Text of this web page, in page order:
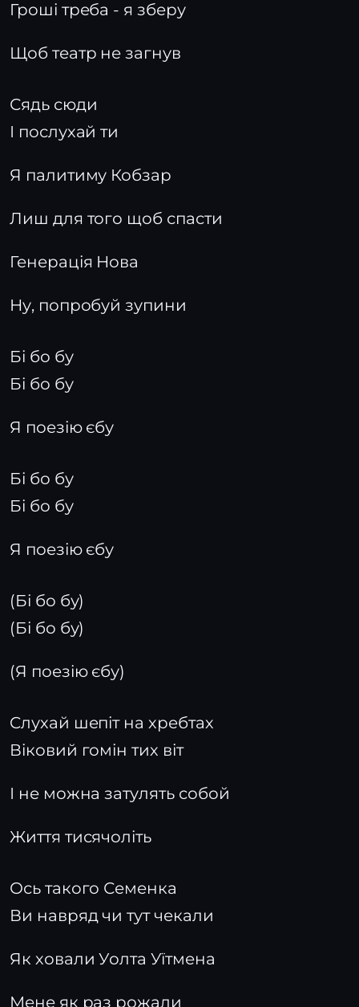
Гроші треба - я зберу
Щоб театр не загнув
Сядь сюди
І послухай ти
Я палитиму Кобзар
Лиш для того щоб спасти
Генерація Нова
Ну, попробуй зупини
Бі бо бу
Бі бо бу
Я поезію єбу
Бі бо бу
Бі бо бу
Я поезію єбу
(Бі бо бу)
(Бі бо бу)
(Я поезію єбу)
Cлухай шепіт на хребтах
Віковий гомін тих віт
І не можна затулять собой
Життя тисячоліть
Ось такого Семенка
Ви навряд чи тут чекали
Як ховали Уолта Уїтмена
Мене як раз рожали